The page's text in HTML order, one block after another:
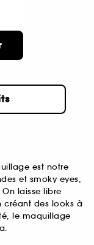
est notre
et smoky eyes,
laisse libre
créant des looks à
le maquillage